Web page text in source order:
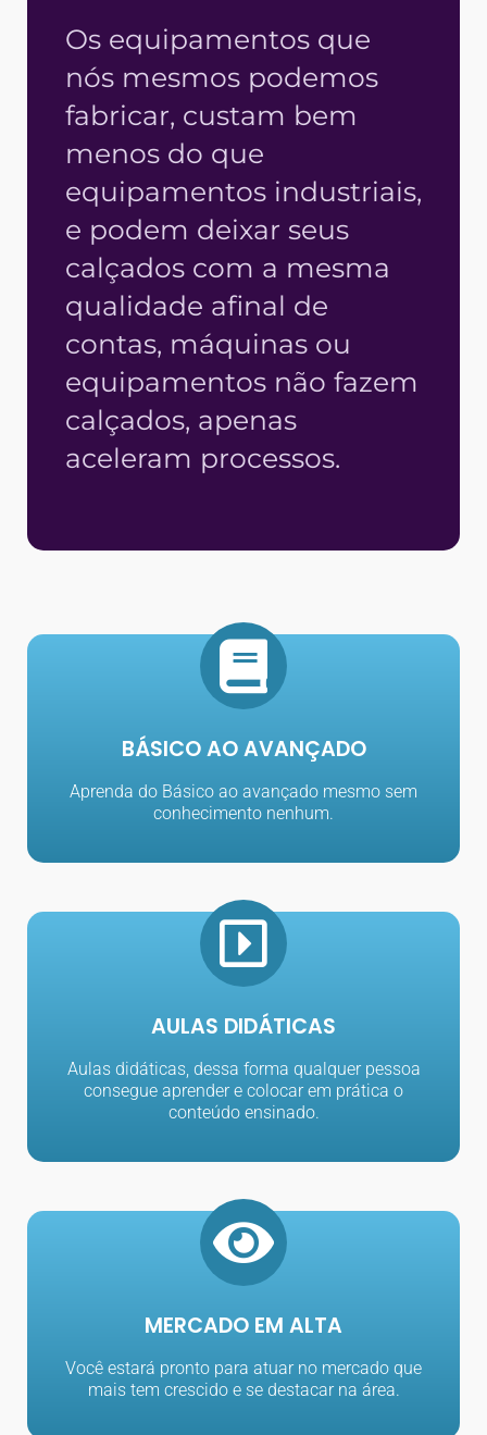
Os equipamentos que
nós mesmos podemos
fabricar, custam bem
menos do que
equipamentos industriais,
e podem deixar seus
calçados com a mesma
qualidade afinal de
contas, máquinas ou
equipamentos não fazem
calçados, apenas
aceleram processos.
BÁSICO AO AVANÇADO
Aprenda do Básico ao avançado mesmo sem
conhecimento nenhum.
AULAS DIDÁTICAS​
Aulas didáticas, dessa forma qualquer pessoa
consegue aprender e colocar em prática o
conteúdo ensinado.
MERCADO EM ALTA​
Você estará pronto para atuar no mercado que
mais tem crescido e se destacar na área.